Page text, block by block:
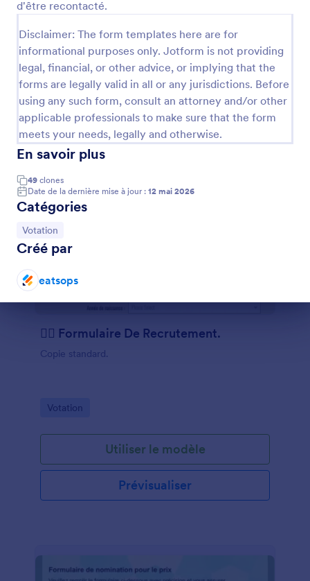
d'être recontacté.
Disclaimer: The form templates here are for
informational purposes only. Jotform is not providing
legal, financial, or other advice, or implying that the
forms are legally valid in all or any jurisdictions. Before
using any such form, consult an attorney and/or other
applicable professionals to make sure that the form
meets your needs, legally and otherwise.
En savoir plus
49 clones
Date de la dernière mise à jour : 12 mai 2026
Catégories
Accéder à la catégorie :
Votation
Créé par
eatsops
Prévisualiser
👨‍✈️ Formulaire De Recrutement.
Copie standard.
Go to Category:
Votation
Utiliser le modèle
Prévisualiser